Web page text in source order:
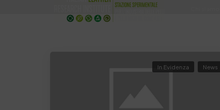
In Evidenza News